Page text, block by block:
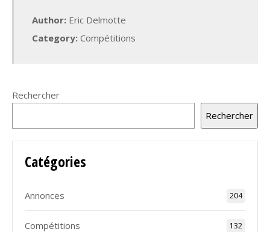
Author: Eric Delmotte
Category: Compétitions
Rechercher
Rechercher
Catégories
Annonces 204
Compétitions 132